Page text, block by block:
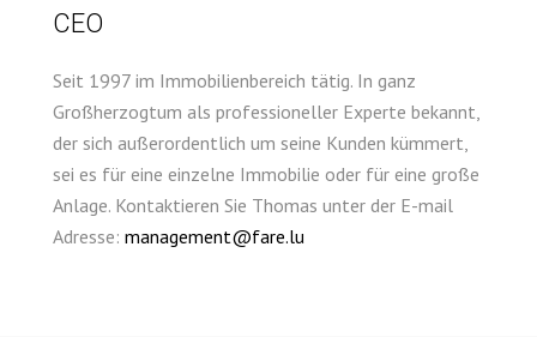
CEO
Seit 1997 im Immobilienbereich tätig. In ganz
Großherzogtum als professioneller Experte bekannt,
der sich außerordentlich um seine Kunden kümmert,
sei es für eine einzelne Immobilie oder für eine große
Anlage. Kontaktieren Sie Thomas unter der E-mail
Adresse: management@fare.lu